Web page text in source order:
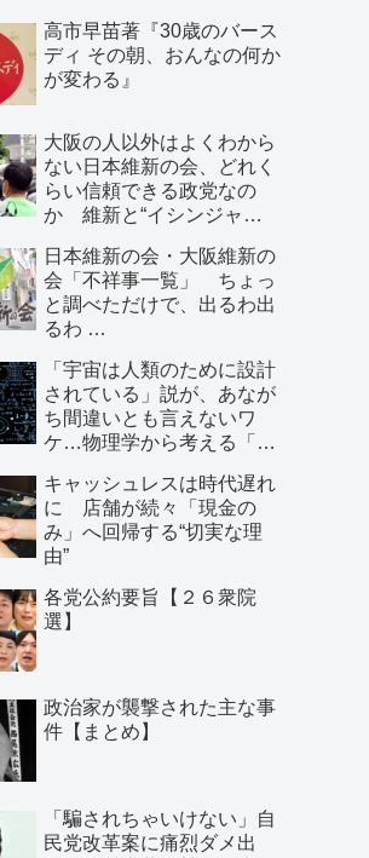
高市早苗著『30歳のバース
ディ その朝、おんなの何か
が変わる』
大阪の人以外はよくわから
ない日本維新の会、どれく
らい信頼できる政党なの
か 維新と“イシンジャ
る、大阪で起きていること
日本維新の会・大阪維新の
会「不祥事一覧」 ちょっ
と調べただけで、出るわ出
るわ …
「宇宙は人類のために設計
されている」説が、あなが
ち間違いとも言えないワ
ケ…物理学から考える「こ
キャッシュレスは時代遅れ
に 店舗が続々「現金の
み」へ回帰する“切実な理
由”
各党公約要旨【２６衆院
選】
政治家が襲撃された主な事
件【まとめ】
「騙されちゃいけない」自
民党改革案に痛烈ダメ出